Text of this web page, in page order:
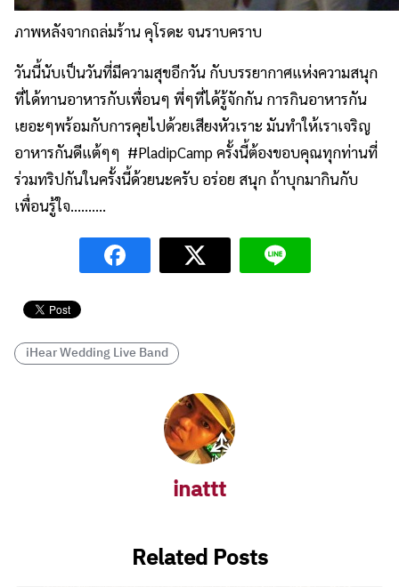
ภาพหลังจากถล่มร้าน คุโรดะ จนราบคราบ
วันนี้นับเป็นวันที่มีความสุขอีกวัน กับบรรยากาศแห่งความสนุก
ที่ได้ทานอาหารกับเพื่อนๆ พี่ๆที่ได้รู้จักกัน การกินอาหารกัน
เยอะๆพร้อมกับการคุยไปด้วยเสียงหัวเราะ มันทำให้เราเจริญ
อาหารกันดีแต้ๆๆ #PladipCamp ครั้งนี้ต้องขอบคุณทุกท่านที่
ร่วมทริปกันในครั้งนี้ด้วยนะครับ อร่อย สนุก ถ้าบุกมากินกับ
เพื่อนรู้ใจ……….
iHear Wedding Live Band
inattt
Related Posts